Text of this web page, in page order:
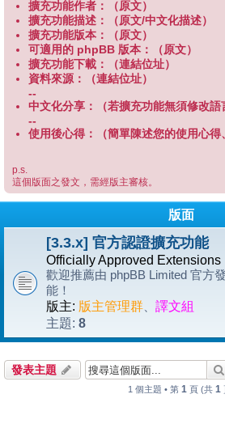
擴充功能作者：（原文）
擴充功能描述：（原文/中文化描述）
擴充功能版本：（原文）
可適用的 phpBB 版本：（原文）
擴充功能下載：（連結位址）
資料來源：（連結位址）
--
中文化分享：（若擴充功能無須修改語
--
使用後心得：（簡單陳述您的使用心得
p.s.
這個版面之發文，需經版主審核。
版面
[3.3.x] 官方認證擴充功能
Officially Approved Extensions
歡迎推薦由 phpBB Limited 官方
能！
版主: 版主管理群
譯文組
主題: 8
發表主題
1 個主題 • 第 1 頁 (共 1